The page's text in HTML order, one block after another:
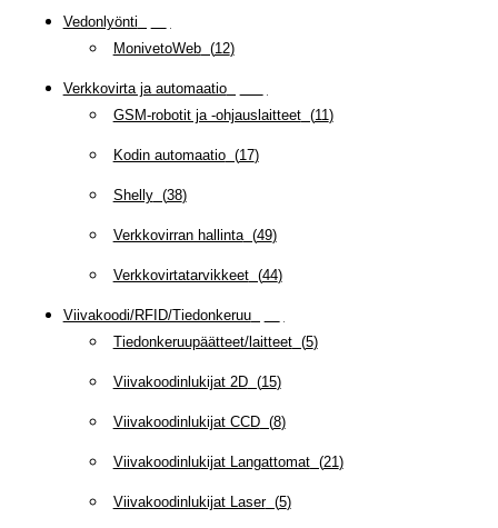
Vedonlyönti
MonivetoWeb(12)
Verkkovirta ja automaatio(
GSM-robotit ja -ohjauslaitteet(11)
Kodin automaatio(17)
Shelly(38)
Verkkovirran hallinta(49)
Verkkovirtatarvikkeet(44)
Viivakoodi/RFID/Tiedonkeruu(
Tiedonkeruupäätteet/laitteet(5)
Viivakoodinlukijat 2D(15)
Viivakoodinlukijat CCD(8)
Viivakoodinlukijat Langattomat(21)
Viivakoodinlukijat Laser(5)